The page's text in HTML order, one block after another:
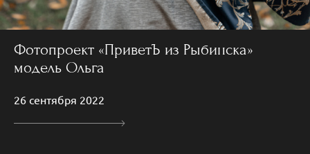
Фотопроект «ПриветЪ из Рыбинска»
модель Ольга
26 сентября 2022